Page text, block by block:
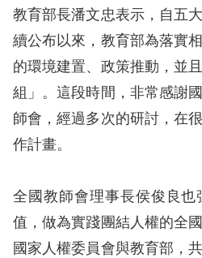
核
心
人
權
公
約
申
訴
教育部長潘文忠表示，自五
續公布以來，教育部為落實
的環境建置、政策推動，並
組」。這段時間，非常感謝
師會，經過多次的研討，在
作計畫。
全國教師會理事長侯俊良
值，做為實踐團結人權的全
國家人權委員會與教育部，